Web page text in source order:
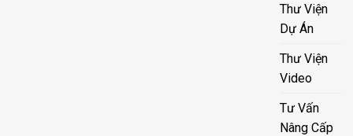
Thư Viện
Dự Án
Thư Viện
Video
Tư Vấn
Nâng Cấp